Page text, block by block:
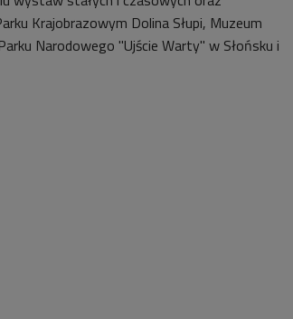
Krajobrazowym Dolina Słupi, Muzeum
Narodowego "Ujście Warty" w Słońsku i